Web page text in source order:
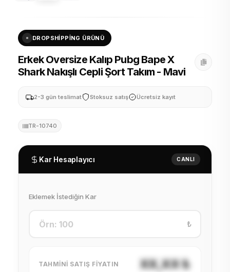
DROPSHIPPING ÜRÜNÜ
Erkek Oversize Kalıp Pubg Bape X
Shark Nakışlı Cepli Şort Takım - Mavi
2-3 gün teslimat Stoksuz satış Ücretsiz kayıt
TR-10740
Kar Hesaplayıcı CANLI
Eklemek İstediğin Kar
₺
TAHMINI SATIŞ FIYATIN XX,XX ₺